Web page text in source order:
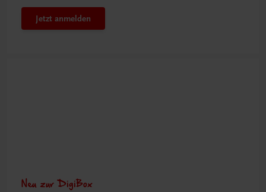
Jetzt anmelden
Neu zur DigiBox